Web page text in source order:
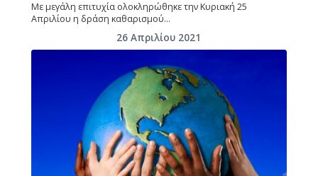
Με μεγάλη επιτυχία ολοκληρώθηκε την Κυριακή 25
Απριλίου η δράση καθαρισμού…
26 Απριλίου 2021